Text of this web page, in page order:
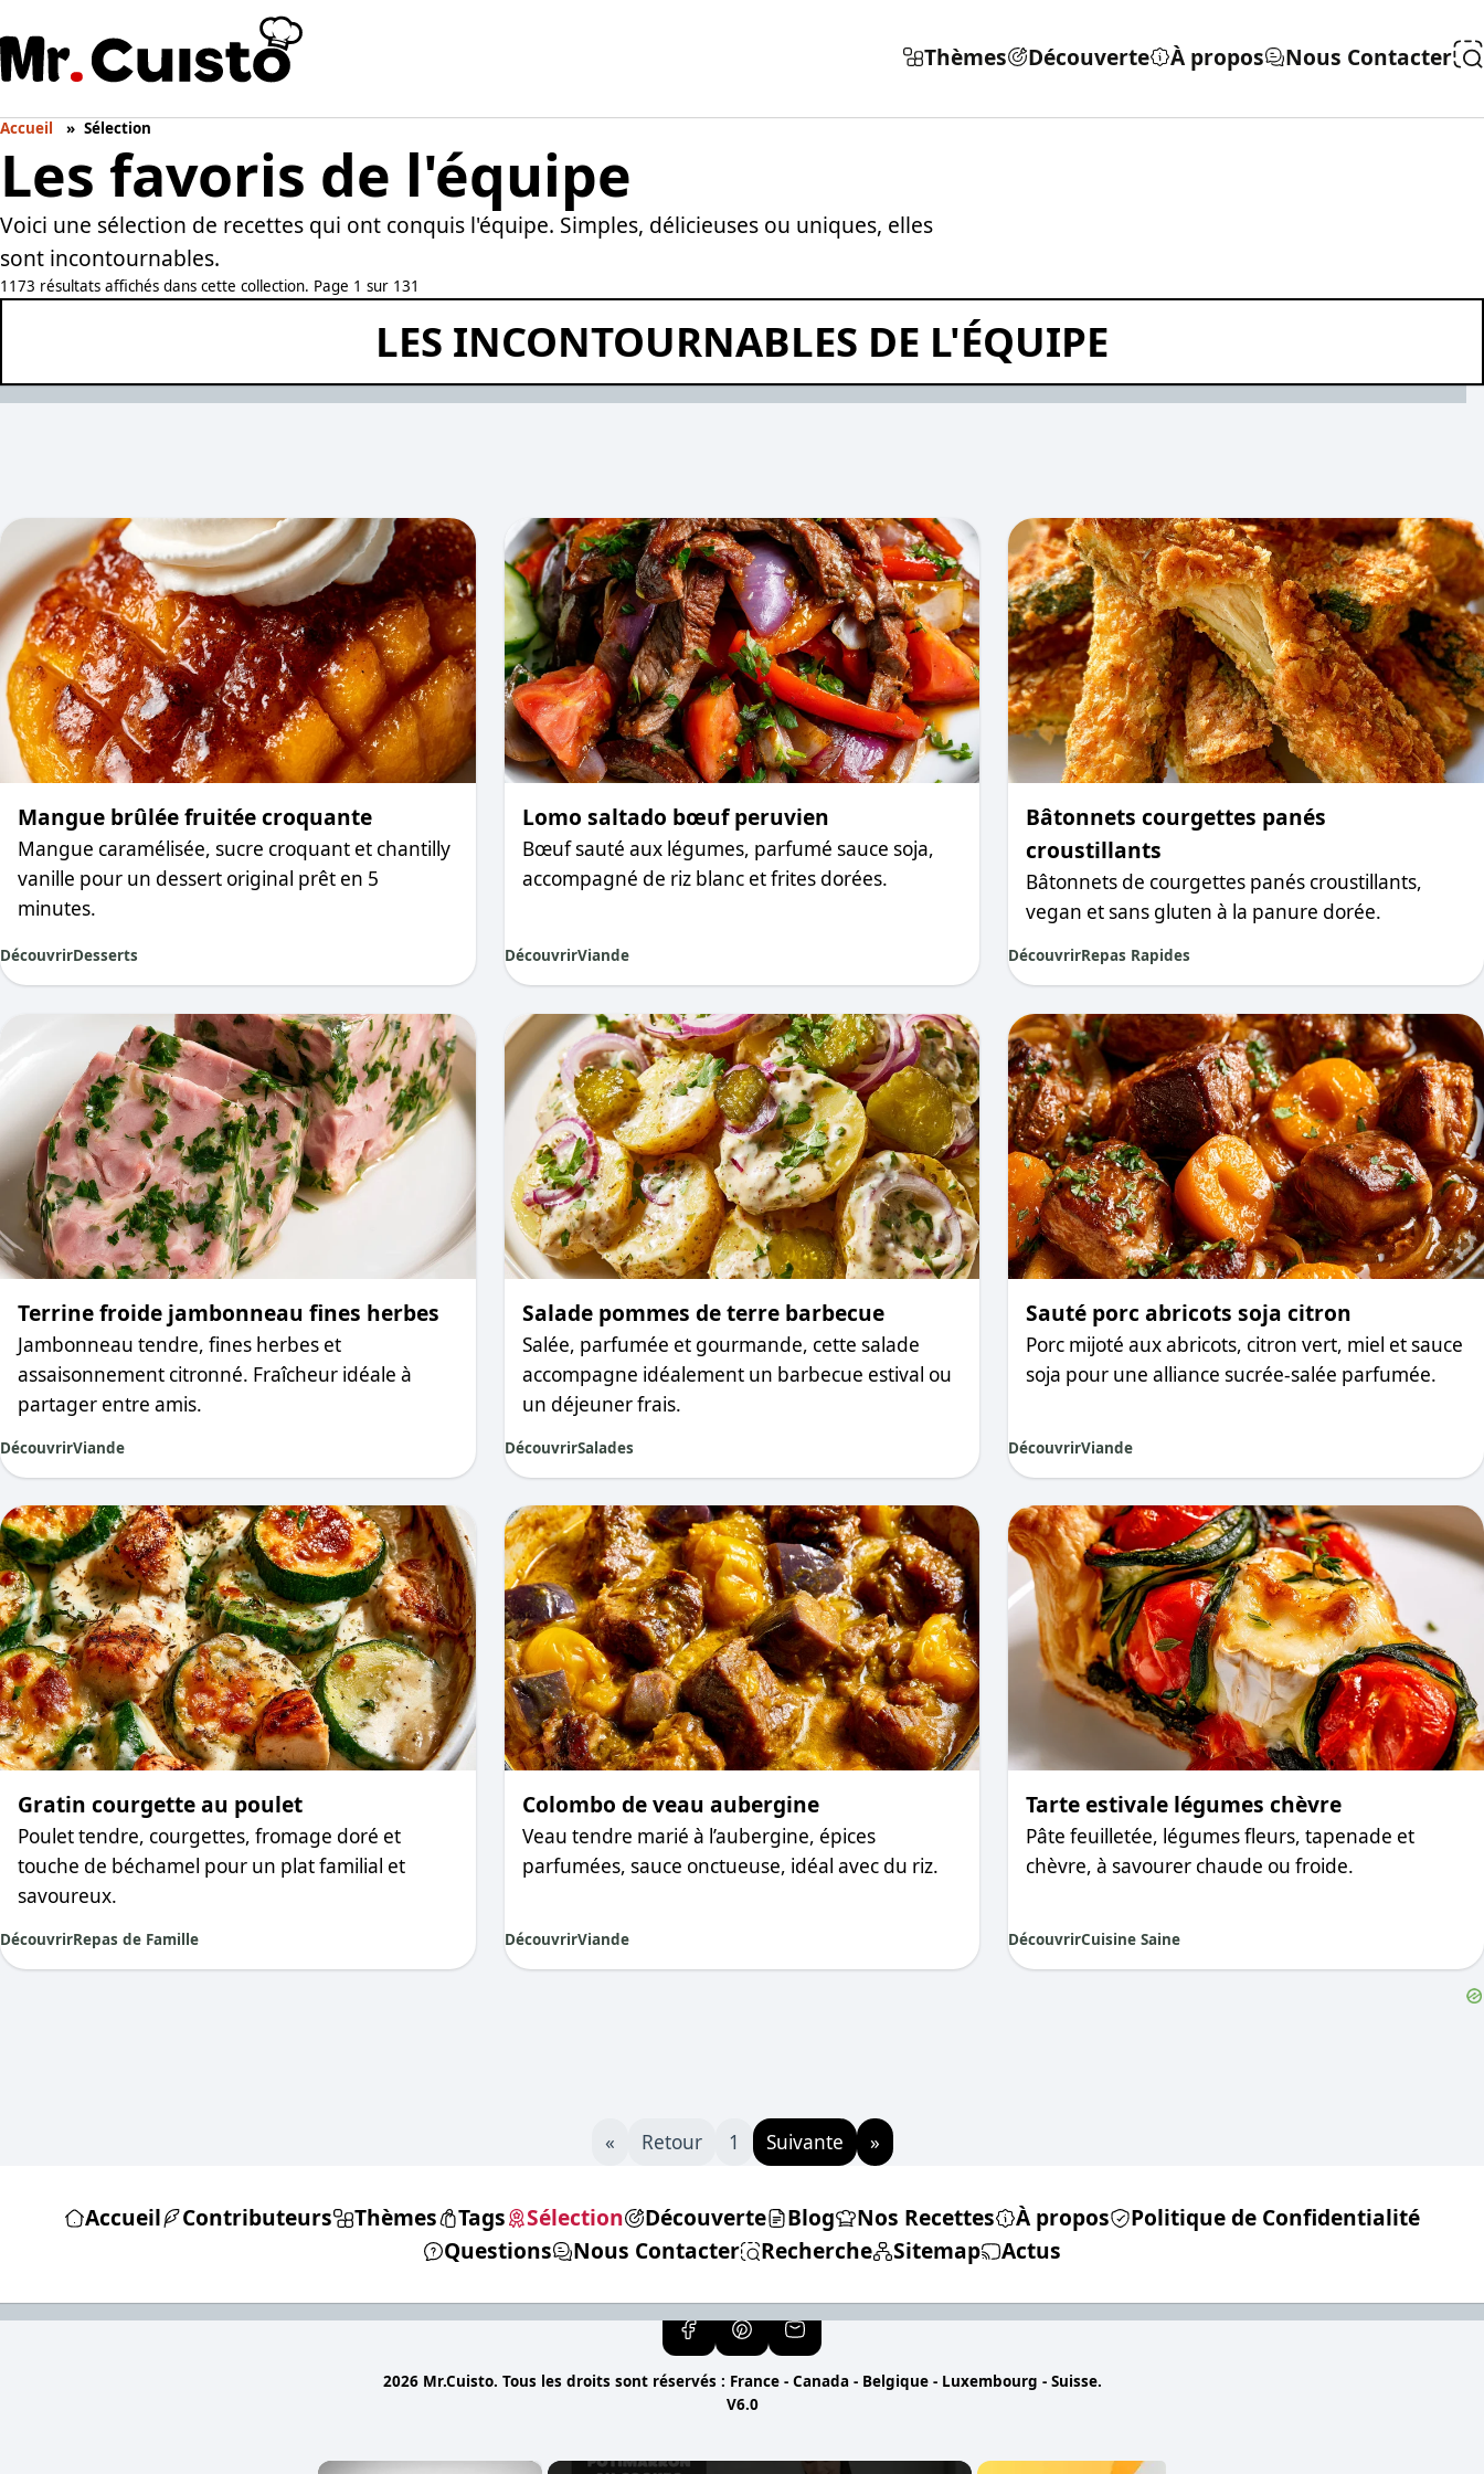
Thèmes Découverte À propos Nous Contacter
Accueil Sélection
Les favoris de l'équipe
Voici une sélection de recettes qui ont conquis l'équipe. Simples, délicieuses ou uniques, elles
sont incontournables.
1173 résultats affichés dans cette collection. Page 1 sur 131
LES INCONTOURNABLES DE L'ÉQUIPE
Mangue brûlée fruitée croquante
Mangue caramélisée, sucre croquant et chantilly
vanille pour un dessert original prêt en 5
minutes.
DécouvrirDesserts
Lomo saltado bœuf peruvien
Bœuf sauté aux légumes, parfumé sauce soja,
accompagné de riz blanc et frites dorées.
DécouvrirViande
Bâtonnets courgettes panés
croustillants
Bâtonnets de courgettes panés croustillants,
vegan et sans gluten à la panure dorée.
DécouvrirRepas Rapides
Terrine froide jambonneau fines herbes
Jambonneau tendre, fines herbes et
assaisonnement citronné. Fraîcheur idéale à
partager entre amis.
DécouvrirViande
Salade pommes de terre barbecue
Salée, parfumée et gourmande, cette salade
accompagne idéalement un barbecue estival ou
un déjeuner frais.
DécouvrirSalades
Sauté porc abricots soja citron
Porc mijoté aux abricots, citron vert, miel et sauce
soja pour une alliance sucrée-salée parfumée.
DécouvrirViande
Gratin courgette au poulet
Poulet tendre, courgettes, fromage doré et
touche de béchamel pour un plat familial et
savoureux.
DécouvrirRepas de Famille
Colombo de veau aubergine
Veau tendre marié à l’aubergine, épices
parfumées, sauce onctueuse, idéal avec du riz.
DécouvrirViande
Tarte estivale légumes chèvre
Pâte feuilletée, légumes fleurs, tapenade et
chèvre, à savourer chaude ou froide.
DécouvrirCuisine Saine
« Retour 1 Suivante »
Accueil Contributeurs Thèmes Tags Sélection Découverte Blog Nos Recettes À propos
Politique de Confidentialité
Questions
Nous Contacter Recherche Sitemap Actus
2026 Mr.Cuisto. Tous les droits sont réservés : France - Canada - Belgique - Luxembourg - Suisse.
V6.0
×